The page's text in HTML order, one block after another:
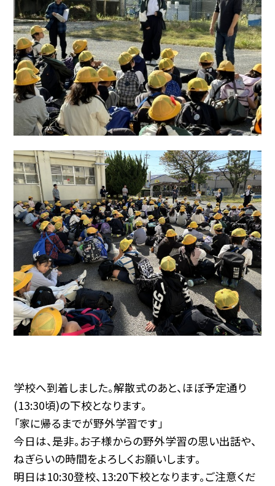
学校へ到着しました。解散式のあと、ほぼ予定通り
(13:30頃)の下校となります。
「家に帰るまでが野外学習です」
今日は、是非。お子様からの野外学習の思い出話や、
ねぎらいの時間をよろしくお願いします。
明日は10:30登校、13:20下校となります。ご注意くだ